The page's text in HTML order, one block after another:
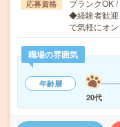
応募資格
ブランクOK
◆経験者歓迎
で気軽にオ
職場の雰囲気
年齢層
20代